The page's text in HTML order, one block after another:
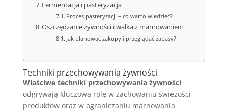
Fermentacja i pasteryzacja
Proces pasteryzacji – co warto wiedzieć?
Oszczędzanie żywności i walka z marnowaniem
Jak planować zakupy i przeglądać zapasy?
Techniki przechowywania żywności
Właściwe techniki przechowywania żywności
odgrywają kluczową rolę w zachowaniu świeżości
produktów oraz w ograniczaniu marnowania